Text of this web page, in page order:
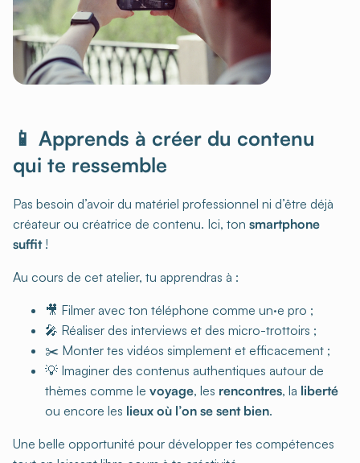
📱 Apprends à créer du contenu
qui te ressemble
Pas besoin d’avoir du matériel professionnel ni d’être déjà
créateur ou créatrice de contenu. Ici, ton smartphone
suffit!
Au cours de cet atelier, tu apprendras à :
🎥 Filmer avec ton téléphone comme un·e pro ;
🎤 Réaliser des interviews et des micro-trottoirs ;
✂️ Monter tes vidéos simplement et efficacement ;
💡 Imaginer des contenus authentiques autour de
thèmes comme le voyage, les rencontres, la liberté
ou encore les lieux où l’on se sent bien.
Une belle opportunité pour développer tes compétences